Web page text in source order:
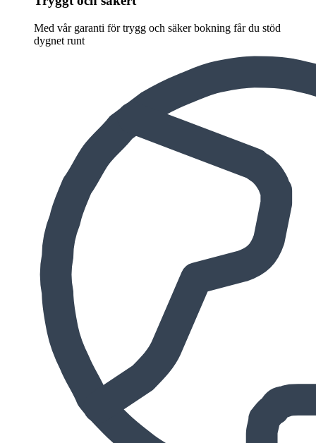
Med vår garanti för trygg och säker bokning får du stöd
dygnet runt